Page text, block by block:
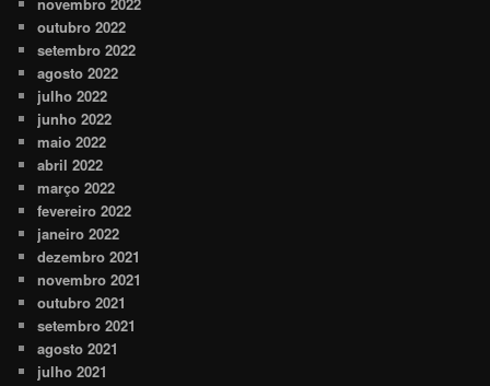
outubro 2022
setembro 2022
agosto 2022
julho 2022
junho 2022
maio 2022
abril 2022
março 2022
fevereiro 2022
janeiro 2022
dezembro 2021
novembro 2021
outubro 2021
setembro 2021
agosto 2021
julho 2021